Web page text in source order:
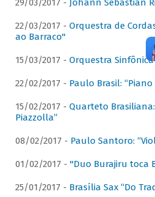
29/03/2017 - Johann Sebastian
22/03/2017 - Orquestra de
ao Barraco"
15/03/2017 - Orquestra Sinfônica
22/02/2017 - Paulo Brasil: “Piano
15/02/2017 - Quarteto
Piazzolla”
08/02/2017 - Paulo Santoro:
01/02/2017 - "Duo Burajiru toca
25/01/2017 - Brasília Sax “Do